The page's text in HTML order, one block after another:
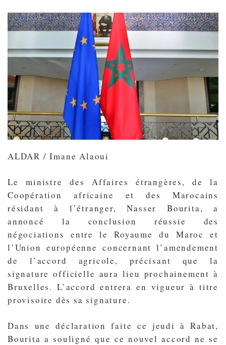
ALDAR / Imane Alaoui
Le ministre des Affaires étrangères, de la
Coopération africaine et des Marocains
résidant à l’étranger, Nasser Bourita, a
annoncé la conclusion réussie des
négociations entre le Royaume du Maroc et
l’Union européenne concernant l’amendement
de l’accord agricole, précisant que la
signature officielle aura lieu prochainement à
Bruxelles. L’accord entrera en vigueur à titre
provisoire dès sa signature.
Dans une déclaration faite ce jeudi à Rabat,
Bourita a souligné que ce nouvel accord ne se